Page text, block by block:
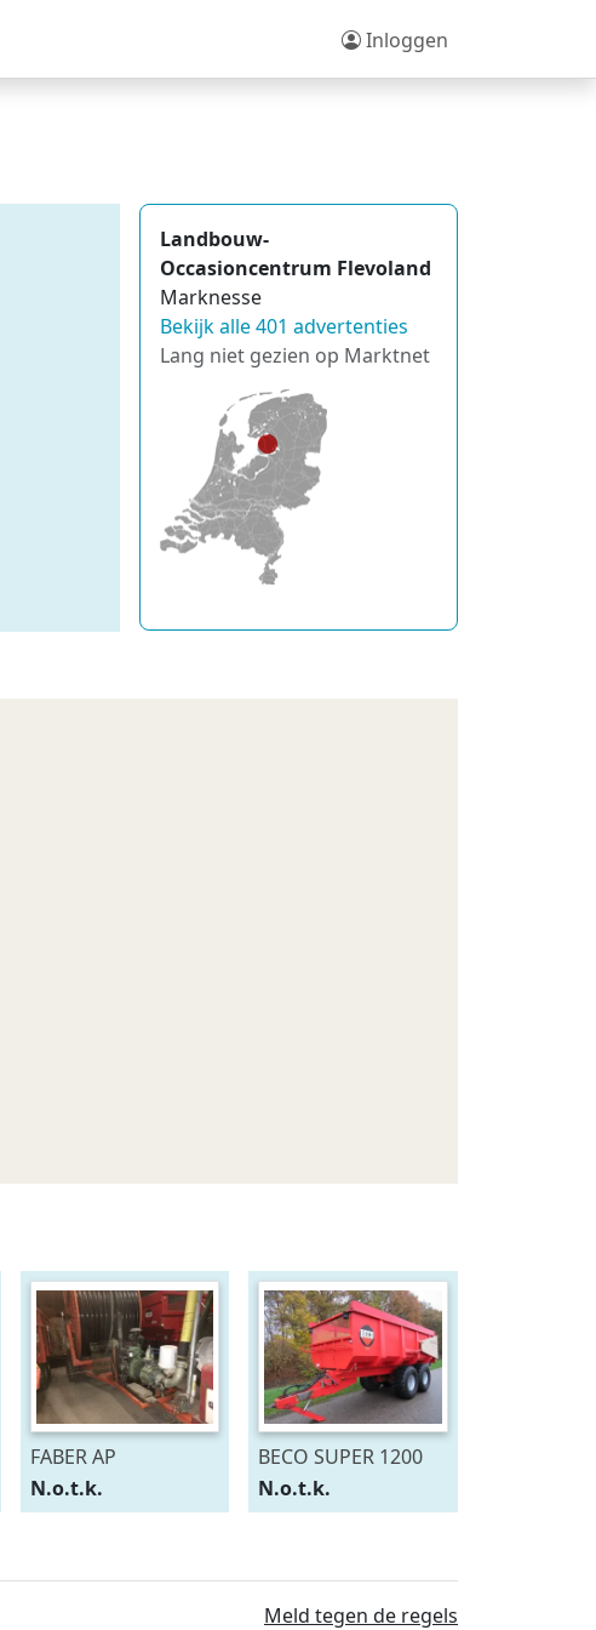
Inloggen
Landbouw-
Occasioncentrum Flevoland
Marknesse
Bekijk alle 401 advertenties
Lang niet gezien op Marktnet
FABER AP
N.o.t.k.
BECO SUPER 1200
N.o.t.k.
Meld tegen de regels